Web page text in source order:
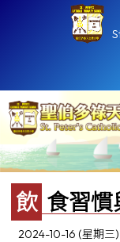
飲食習
2024-10-16 (星期三)